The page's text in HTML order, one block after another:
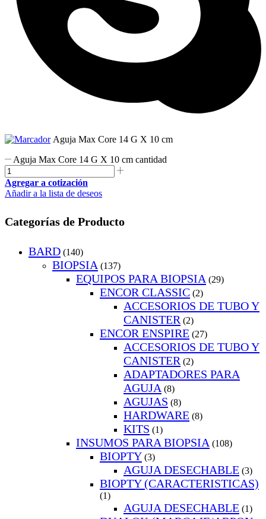
Aguja Max Core 14 G X 10 cm
Aguja Max Core 14 G X 10 cm cantidad
Agregar a cotización
Añadir a la lista de deseos
Categorías de Producto
BARD (140)
BIOPSIA (137)
EQUIPOS PARA BIOPSIA (29)
ENCOR CLASSIC (2)
ACCESORIOS DE TUBO Y
CANISTER (2)
ENCOR ENSPIRE (27)
ACCESORIOS DE TUBO Y
CANISTER (2)
ADAPTADORES PARA
AGUJA (8)
AGUJAS (8)
HARDWARE (8)
KITS (1)
INSUMOS PARA BIOPSIA (108)
BIOPTY (3)
AGUJA DESECHABLE (3)
BIOPTY (CARACTERISTICAS)
(1)
AGUJA DESECHABLE (1)